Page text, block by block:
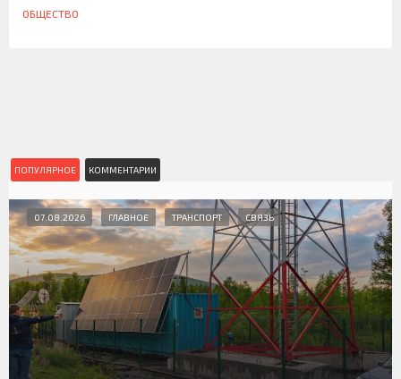
ОБЩЕСТВО
ПОПУЛЯРНОЕ КОММЕНТАРИИ
07.08.2026 ГЛАВНОЕ ТРАНСПОРТ СВЯЗЬ